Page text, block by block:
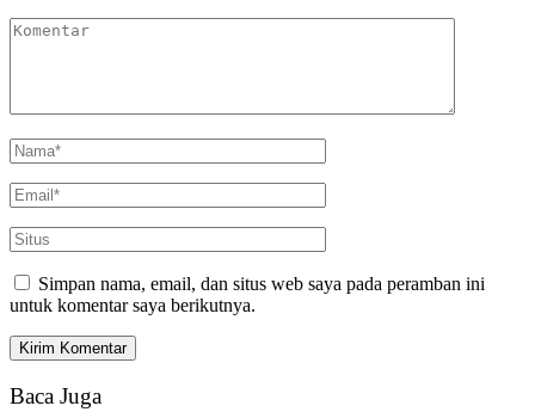
Simpan nama, email, dan situs web saya pada peramban ini
untuk komentar saya berikutnya.
Baca Juga